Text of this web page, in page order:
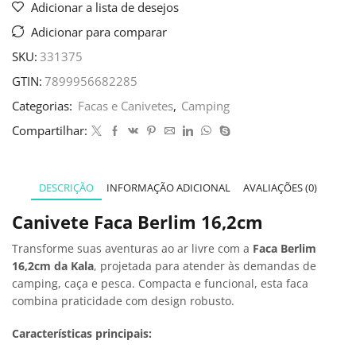
Adicionar a lista de desejos
Adicionar para comparar
SKU: 331375
GTIN: 7899956682285
Categorias: Facas e Canivetes, Camping
Compartilhar:
DESCRIÇÃO INFORMAÇÃO ADICIONAL AVALIAÇÕES (0)
Canivete Faca Berlim 16,2cm
Transforme suas aventuras ao ar livre com a Faca Berlim
16,2cm da Kala, projetada para atender às demandas de
camping, caça e pesca. Compacta e funcional, esta faca
combina praticidade com design robusto.
Características principais: